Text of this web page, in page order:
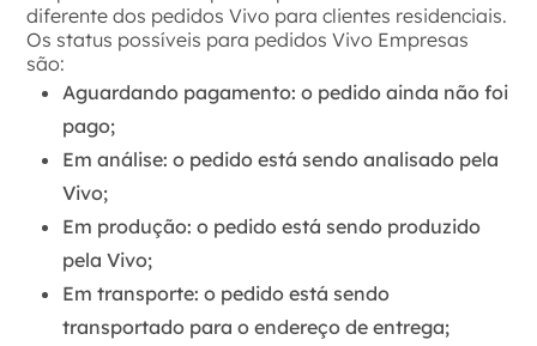
diferente dos pedidos Vivo para clientes residenciais.
Os status possíveis para pedidos Vivo Empresas
são:
Aguardando pagamento: o pedido ainda não foi
pago;
Em análise: o pedido está sendo analisado pela
Vivo;
Em produção: o pedido está sendo produzido
pela Vivo;
Em transporte: o pedido está sendo
transportado para o endereço de entrega;